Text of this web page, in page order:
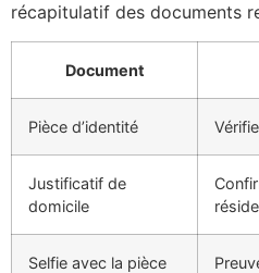
récapitulatif des documents
Document
Pièce d’identité
Justificatif de
domicile
Selfie avec la pièce